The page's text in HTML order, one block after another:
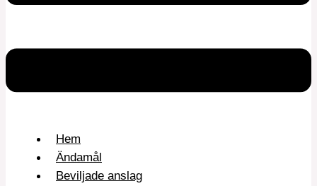
Hem
Ändamål
Beviljade anslag